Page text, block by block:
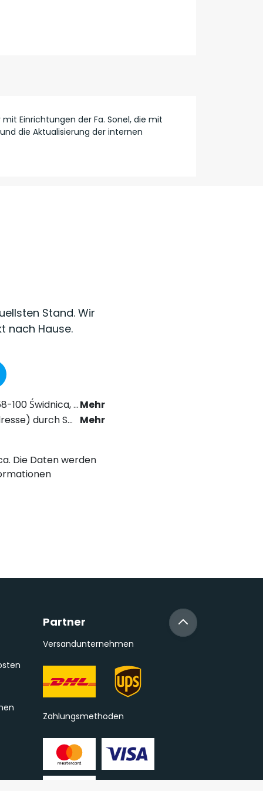
Einrichtungen der Fa. Sonel, die mit
die Aktualisierung der internen
Stand. Wir
nach Hause.
der elektronischen Kommunikation zu erhalten.
Mehr
a) der Datenschutz-Grundverordnung (DSGVO).
Mehr
Die Daten werden
Partner
Versandunternehmen
Zahlungsmethoden